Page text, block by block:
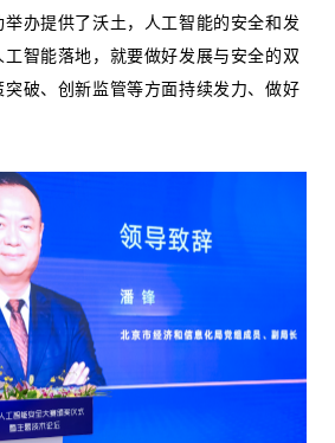
办提供了沃土，人工智能的安全和发
智能落地，就要做好发展与安全的双
破、创新监管等方面持续发力、做好